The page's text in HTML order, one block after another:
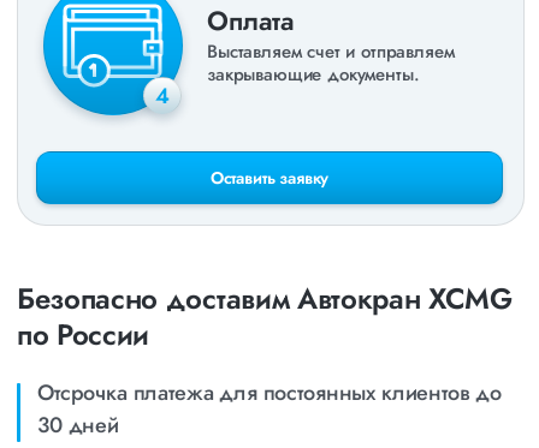
4
Оплата
Выставляем счет и отправляем
закрывающие документы.
Оставить заявку
Безопасно доставим Автокран XCMG
по России
Отсрочка платежа для постоянных клиентов до
30 дней